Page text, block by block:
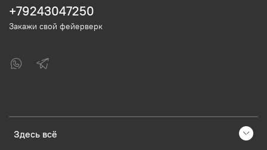
Здесь всё
+79243047250
Закажи свой фейерверк